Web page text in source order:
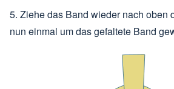
5. Ziehe das Band wieder nach oben
nun einmal um das gefaltete Band